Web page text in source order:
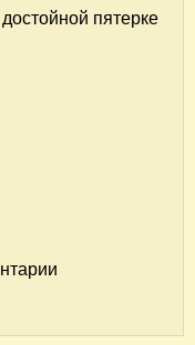
пятерке